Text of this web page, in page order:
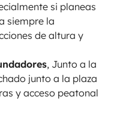
si planeas
siempre la
de altura y
, Junto a la
junto a la plaza
y acceso peatonal